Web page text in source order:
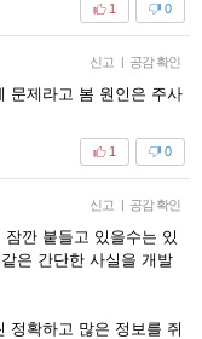
0
1
신고 | 공감 확인
문제라고 봄 원인은 주사
0
1
신고 | 공감 확인
깐 붙들고 있을수는 있
은 간단한 사실을 개발
정확하고 많은 정보를 쥐